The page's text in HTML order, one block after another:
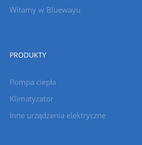
Witamy w Bluewayu
PRODUKTY
Pompa ciepła
Klimatyzator
Inne urządzenia elektryczne